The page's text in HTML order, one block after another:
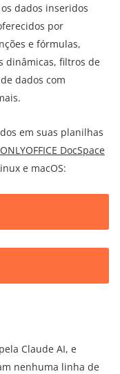
dados inseridos
por
e fórmulas,
dinâmicas, filtros de
dados com
em suas planilhas
ONLYOFFICE DocSpace
e macOS:
Claude AI, e
nenhuma linha de